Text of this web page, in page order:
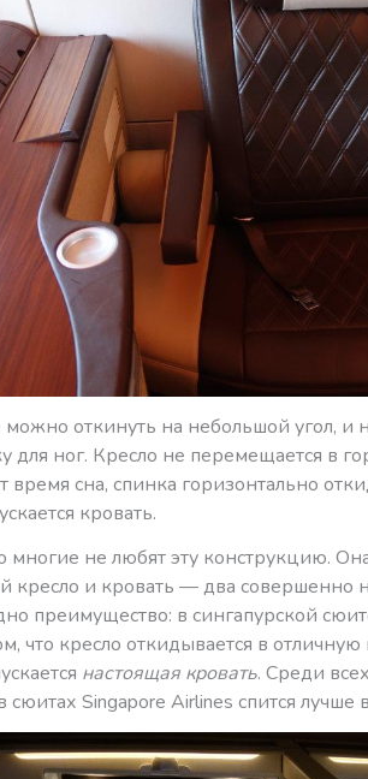
откинуть на небольшой угол, и
для ног. Кресло не перемещается в
время сна, спинка горизонтально
кровать.
многие не любят эту конструкцию.
кресло и кровать — два совершенно
преимущество: в сингапурской
что кресло откидывается в
настоящая кровать. Среди
Singapore Airlines спится лучше